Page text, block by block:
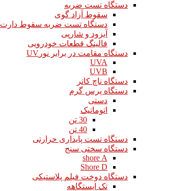
دستگاه تست ضربه
سقوط آزاد گوی
دستگاه تست ضربه سقوط دارت
آیزود و شارپی
فالینگ قطعات خودرویی
دستگاه مقامت در برابر نورUV
UVA
UVB
دستگاه ناچ کاتر
دستگاه پرس گرم
دستی
اتوماتیک
30 تن
40 تن
دستگاه تست پایداری حرارتی
دستگاه سختی سنج
shore A
Shore D
دستگاه دوخت فیلم پلاستیکی
تک ایستگاهه